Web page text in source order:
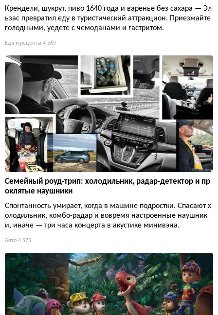
Крендели, шукрут, пиво 1640 года и варенье без сахара — Эл
ьзас превратил еду в туристический аттракцион. Приезжайте
голодными, уедете с чемоданами и гастритом.
Еда и рецепты 4 569
Семейный роуд-трип: холодильник, радар-детектор и пр
оклятые наушники
Спонтанность умирает, когда в машине подростки. Спасают х
олодильник, комбо-радар и вовремя настроенные наушник
и, иначе — три часа концерта в акустике минивэна.
Авто 4 575